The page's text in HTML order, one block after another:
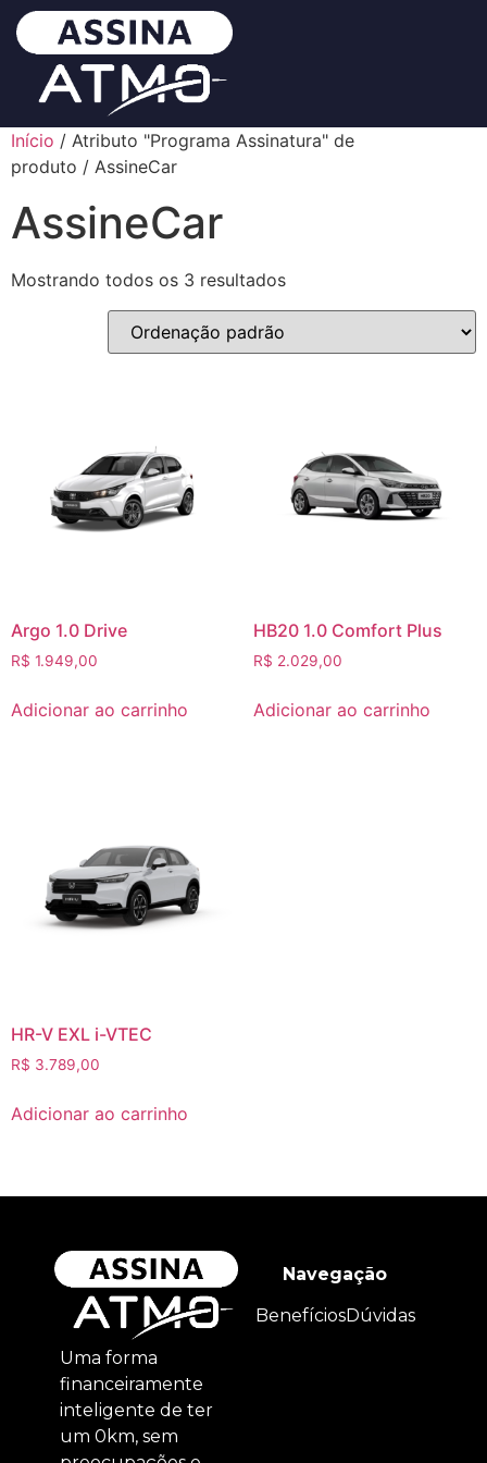
Início / Atributo "Programa Assinatura" de
produto / AssineCar
AssineCar
Mostrando todos os 3 resultados
Argo 1.0 Drive
R$ 1.949,00
Adicionar ao carrinho
HB20 1.0 Comfort Plus
R$ 2.029,00
Adicionar ao carrinho
HR-V EXL i-VTEC
R$ 3.789,00
Adicionar ao carrinho
Uma forma
financeiramente
inteligente de ter
um 0km, sem
Navegação
BenefíciosDúvidas